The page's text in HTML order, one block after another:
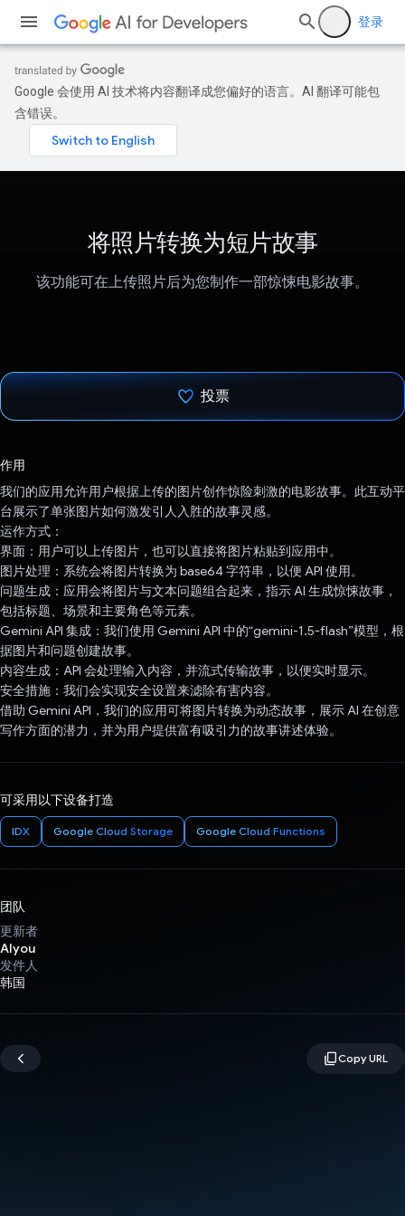
登录
Google 会使用 AI 技术将内容翻译成您偏好的语言。AI 翻译可能包
含错误。
将照片转换为短片故事
该功能可在上传照片后为您制作一部惊悚电影故事。
投票
作用
我们的应用允许用户根据上传的图片创作惊险刺激的电影故事。此互动平
台展示了单张图片如何激发引人入胜的故事灵感。
运作方式：
界面：用户可以上传图片，也可以直接将图片粘贴到应用中。
图片处理：系统会将图片转换为 base64 字符串，以便 API 使用。
问题生成：应用会将图片与文本问题组合起来，指示 AI 生成惊悚故事，
包括标题、场景和主要角色等元素。
Gemini API 集成：我们使用 Gemini API 中的“gemini-1.5-flash”模型，根
据图片和问题创建故事。
内容生成：API 会处理输入内容，并流式传输故事，以便实时显示。
安全措施：我们会实现安全设置来滤除有害内容。
借助 Gemini API，我们的应用可将图片转换为动态故事，展示 AI 在创意
写作方面的潜力，并为用户提供富有吸引力的故事讲述体验。
可采用以下设备打造
IDX Google Cloud Storage Google Cloud Functions
团队
更新者
AIyou
发件人
韩国